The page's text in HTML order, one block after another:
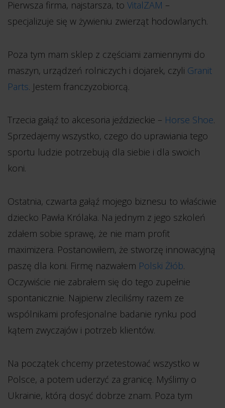
Pierwsza firma, najstarsza, to VitalZAM –
specjalizuje się w żywieniu zwierząt hodowlanych.
Poza tym mam sklep z częściami zamiennymi do
maszyn, urządzeń rolniczych i dojarek, czyli Granit
Parts. Jestem franczyzobiorcą.
Trzecia gałąź to akcesoria jeździeckie – Horse Shoe.
Sprzedajemy wszystko, czego do uprawiania tego
sportu ludzie potrzebują dla siebie i dla swoich
koni.
Ostatnia, czwarta gałąź mojego biznesu to właściwie
dziecko Pawła Królaka. Na jednym z jego szkoleń
zdałem sobie sprawę, że nie mam profit
maximizera. Postanowiłem, że stworzę innowacyjną
paszę dla koni. Firmę nazwałem Polski Żłób.
Oczywiście nie zabrałem się do tego zupełnie
spontanicznie. Najpierw zleciliśmy razem ze
wspólnikami profesjonalne badanie rynku pod
kątem zwyczajów i potrzeb klientów.
Na początek chcemy przetestować wszystko w
Polsce, a potem uderzyć za granicę. Myślimy o
Ukrainie, którą dosyć dobrze znam. Poza tym